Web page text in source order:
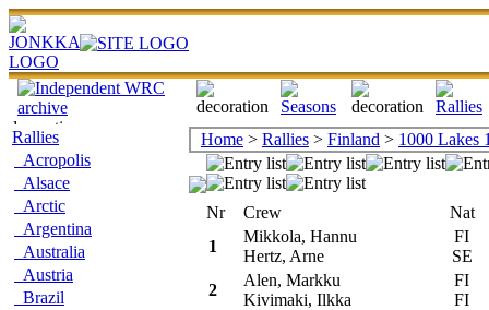
Rallies
Acropolis
Alsace
Arctic
Argentina
Australia
Austria
Brazil
Home > Rallies > Finland > 1000 Lakes
Nr Crew Nat
1
Mikkola, Hannu
Hertz, Arne
FI
SE
2
Alen, Markku
Kivimaki, Ilkka
FI
FI